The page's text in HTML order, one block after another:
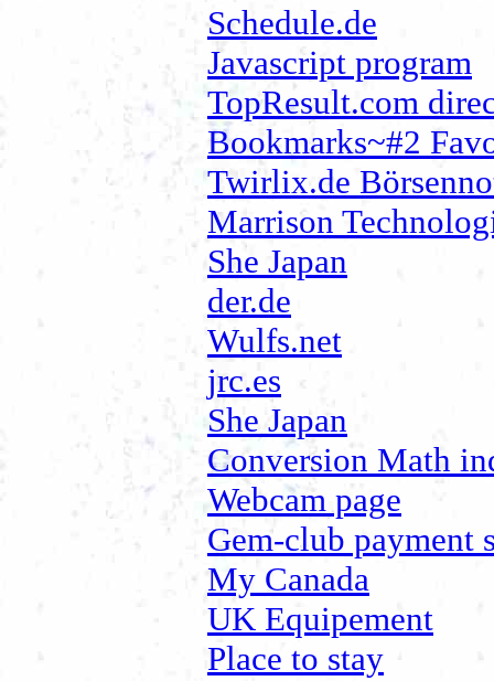
Schedule.de
Javascript program
TopResult.com
Bookmarks~#2
Twirlix.de
Marrison
She Japan
der.de
Wulfs.net
jrc.es
She Japan
Conversion Math
Webcam page
Gem-club payment
My Canada
UK Equipement
Place to stay